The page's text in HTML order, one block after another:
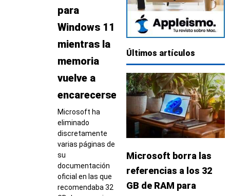
para
Windows 11
mientras la
memoria
vuelve a
encarecerse
Microsoft ha
eliminado
discretamente
varias páginas de
su
documentación
oficial en las que
recomendaba 32
Últimos artículos
Microsoft borra las
referencias a los 32
GB de RAM para